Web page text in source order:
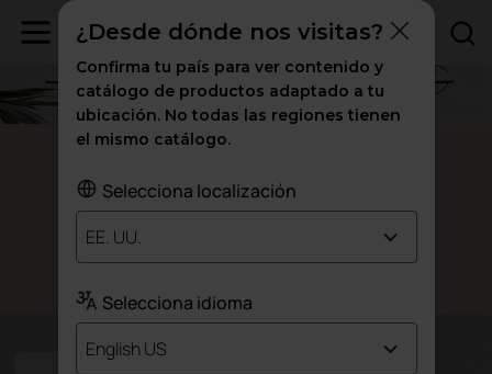
Oficinacontemporánea
¿Desde dónde nos visitas?
Confirma tu país para ver contenido y
catálogo de productos adaptado a tu
ubicación. No todas las regiones tienen
el mismo catálogo.
Selecciona localización
EE. UU.
Selecciona idioma
English US